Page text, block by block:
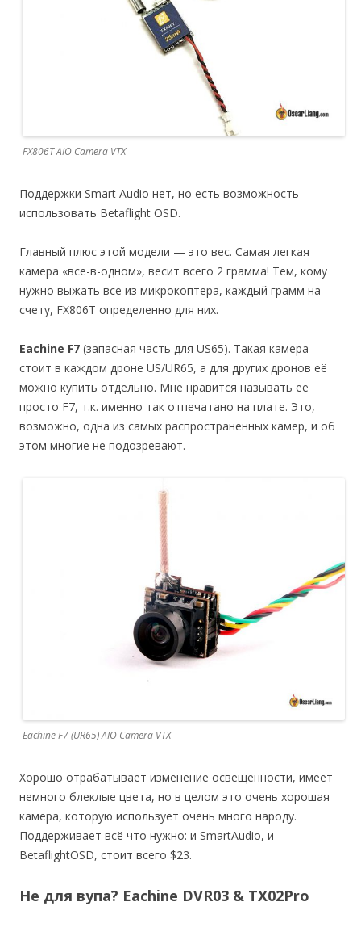
FX806T AIO Camera VTX
Поддержки Smart Audio нет, но есть возможность
использовать Betaflight OSD.
Главный плюс этой модели — это вес. Самая легкая
камера «все-в-одном», весит всего 2 грамма! Тем, кому
нужно выжать всё из микрокоптера, каждый грамм на
счету, FX806T определенно для них.
Eachine F7 (запасная часть для US65). Такая камера
стоит в каждом дроне US/UR65, а для других дронов её
можно купить отдельно. Мне нравится называть её
просто F7, т.к. именно так отпечатано на плате. Это,
возможно, одна из самых распространенных камер, и об
этом многие не подозревают.
Eachine F7 (UR65) AIO Camera VTX
Хорошо отрабатывает изменение освещенности, имеет
немного блеклые цвета, но в целом это очень хорошая
камера, которую использует очень много народу.
Поддерживает всё что нужно: и SmartAudio, и
BetaflightOSD, стоит всего $23.
Не для вупа? Eachine DVR03 & TX02Pro